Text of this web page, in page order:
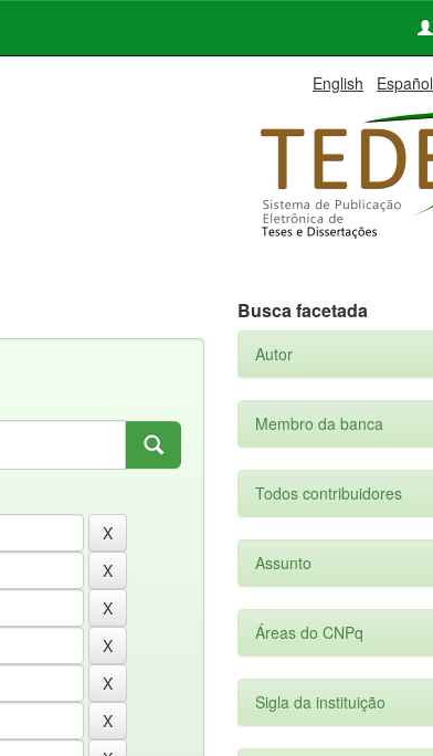
English Español
Busca facetada
Autor
Membro da banca
Todos contribuidores
Assunto
Áreas do CNPq
Sigla da instituição